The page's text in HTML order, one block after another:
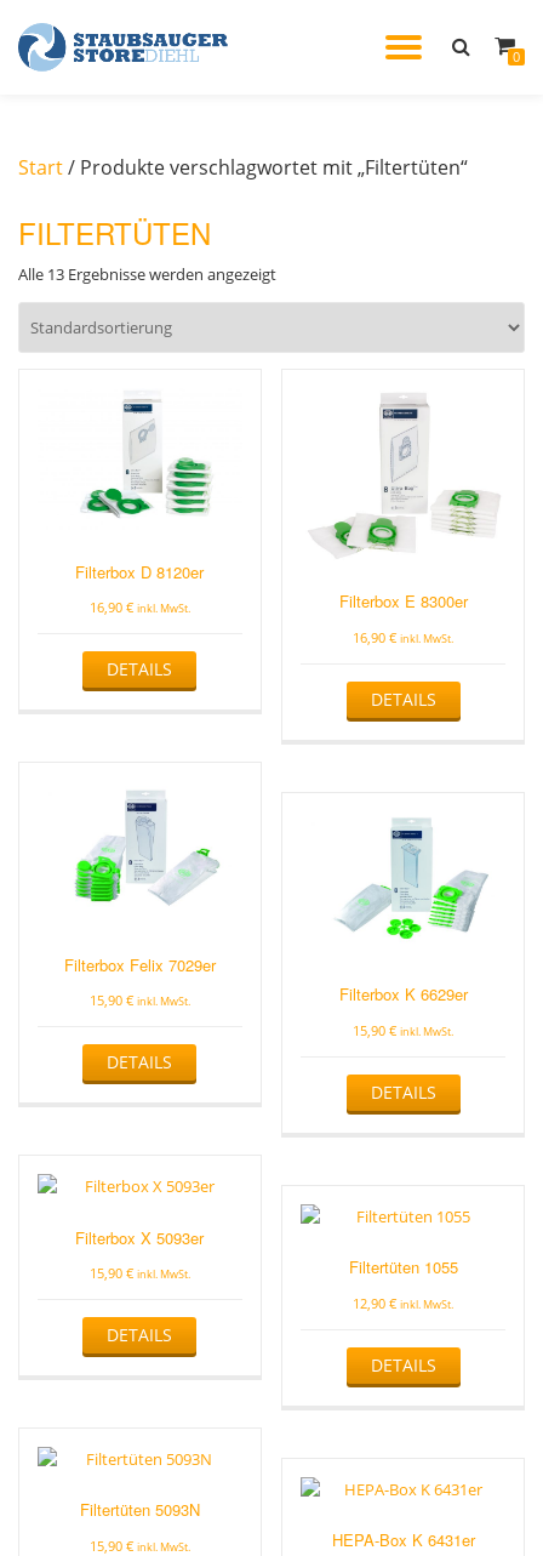
Skip
0
Start/ Produkte verschlagwortet mit „Filtertüten“
FILTERTÜTEN
Alle 13 Ergebnisse werden angezeigt
Filterbox D 8120er
16,90 € inkl. MwSt.
DETAILS
Filterbox E 8300er
16,90€ inkl. MwSt.
DETAILS
Filterbox Felix 7029er
15,90 € inkl. MwSt.
DETAILS
Filterbox K 6629er
15,90€ inkl. MwSt.
DETAILS
Filterbox X 5093er
15,90 € inkl. MwSt.
DETAILS
Filtertüten 1055
12,90€ inkl. MwSt.
DETAILS
Filtertüten 5093N
15,90 € inkl. MwSt. HEPA-Box K 6431er